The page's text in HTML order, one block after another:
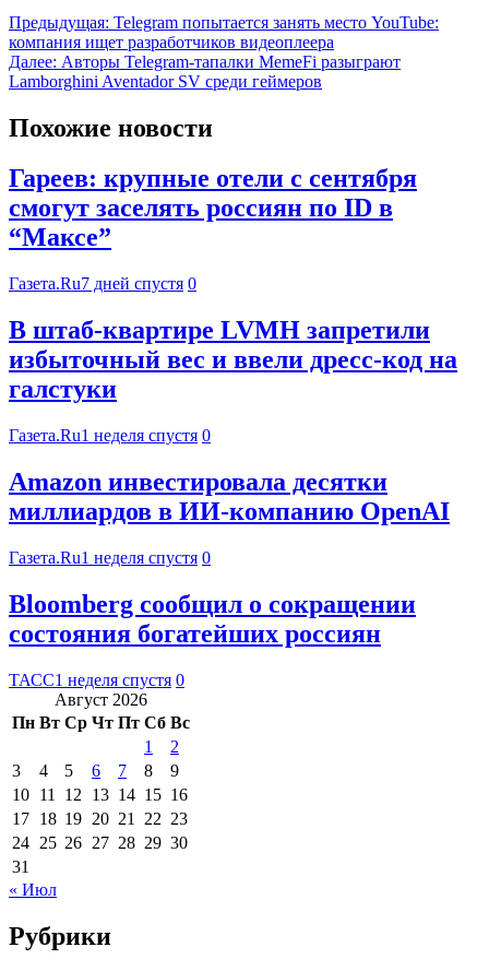
Предыдущая: Telegram попытается занять место YouTube:
компания ищет разработчиков видеоплеера
Далее: Авторы Telegram-тапалки MemeFi разыграют
Lamborghini Aventador SV среди геймеров
Похожие новости
Гареев: крупные отели с сентября
смогут заселять россиян по ID в
“Максе”
Газета.Ru7 дней спустя 0
В штаб-квартире LVMH запретили
избыточный вес и ввели дресс-код на
галстуки
Газета.Ru1 неделя спустя 0
Amazon инвестировала десятки
миллиардов в ИИ-компанию OpenAI
Газета.Ru1 неделя спустя 0
Bloomberg сообщил о сокращении
состояния богатейших россиян
ТАСС1 неделя спустя 0
Август 2026
Пн Вт Ср Чт Пт Сб Вс
1
2
3
4 5 6 7 8
9
10 11 12 13 14 15 16
17 18 19 20 21 22 23
24 25 26 27 28 29 30
31
« Июл
Рубрики